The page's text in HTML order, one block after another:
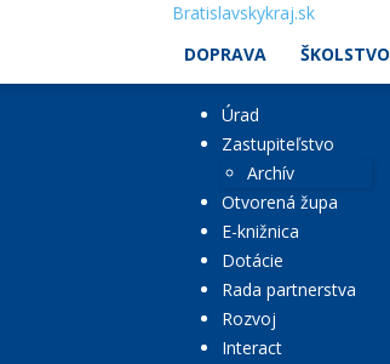
Bratislavskykraj.sk
DOPRAVA
ŠKOLSTVO
Úrad
Zastupiteľstvo
Archív
Otvorená župa
E-knižnica
Dotácie
Rada partnerstva
Rozvoj
Interact